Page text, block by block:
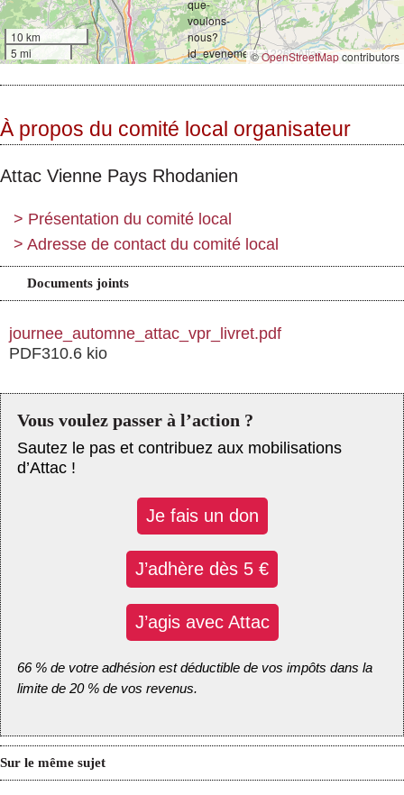
10 km
5 mi
©OpenStreetMapcontributors
À propos du comité local organisateur
Attac Vienne Pays Rhodanien
> Présentation du comité local
> Adresse de contact du comité local
Documents joints
journee_automne_attac_vpr_livret.pdf
PDF310.6 kio
Vous voulez passer à l’action ?
Sautez le pas et contribuez aux mobilisations
d’Attac !
Je fais un don
J’adhère dès 5 €
J’agis avec Attac
66 % de votre adhésion est déductible de vos impôts dans la
limite de 20 % de vos revenus.
Sur le même sujet